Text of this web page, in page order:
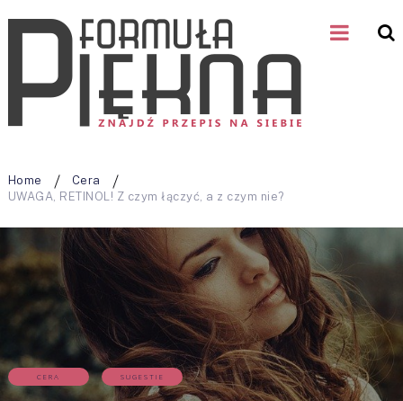
Home
Cera
UWAGA, RETINOL! Z czym łączyć, a z czym nie?
CERA SUGESTIE